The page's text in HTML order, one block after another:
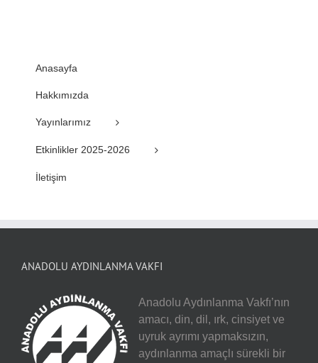
Anasayfa
Hakkımızda
Yayınlarımız
Etkinlikler 2025-2026
İletişim
ANADOLU AYDINLANMA VAKFI
Anadolu Aydınlanma Vakfı’nın
amacı, din, dil, ırk, cinsiyet ve
uyruk ayrımı yapmaksızın,
aydınlanma amaçlı sürekli bir